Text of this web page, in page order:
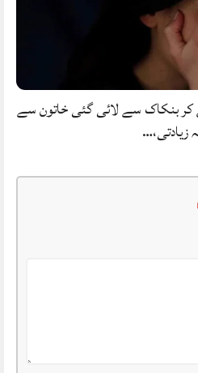
کر بنکاک سے لائی گئی خاتون سے
زیادتی،…